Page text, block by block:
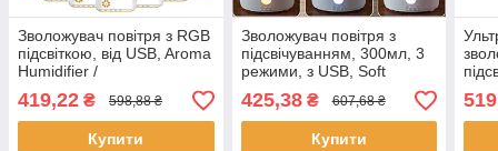
Зволожувач повітря з RGB
підсвіткою, від USB, Aroma
Humidifier /
Ультразвуковий
аромадифузор для дому
419,22 ₴ 598,88 ₴
Купити
Зволожувач повітря з
підсвічуванням, 300мл, 3
режими, з USB, Soft
Ambient Lighting, Білий /
Ультразвуковий
аромадифузор
425,38₴ 607,68 ₴
Купити